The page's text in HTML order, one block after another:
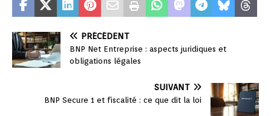
PRÉCÉDENT
BNP Net Entreprise : aspects juridiques et
obligations légales
SUIVANT
BNP Secure 1 et fiscalité : ce que dit la loi